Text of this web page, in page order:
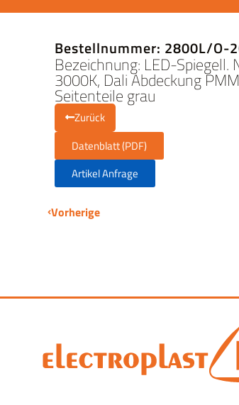
Bestellnummer: 2800L/O-
Bezeichnung: LED-
3000K, Dali Abdeckung
Seitenteile grau
Zurück
Datenblatt (PDF)
Artikel Anfrage
Vorherige